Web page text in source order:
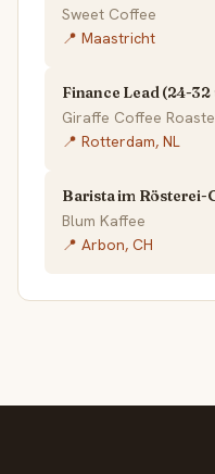
Sweet Coffee
📍 Maastricht
Finance Lead (24-32
Giraffe Coffee
📍 Rotterdam, NL
Barista im Rösterei-
Blum Kaffee
📍 Arbon, CH